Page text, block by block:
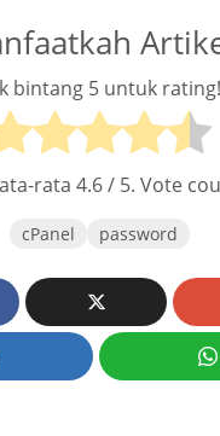
bintang 5 untuk rating!
rata 4.6/ 5. Vote
cPanel password